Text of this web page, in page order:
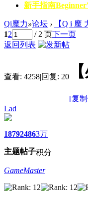
新手指南
Qi魔力»论坛 › 【Q i 魔
12 / 2 页下一页
返回列表
查看: 4258|回复: 20
[复
Lad
1879
主题
2486
帖子
3万
积分
GameMaster